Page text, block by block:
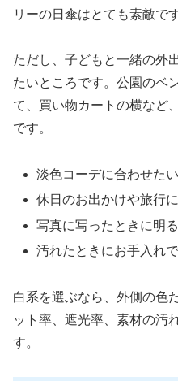
リーの日傘はとても素敵です
ただし、子どもと一緒の外
たいところです。公園のベ
て、買い物カートの横など
です。
淡色コーデに合わせた
休日のお出かけや旅行
写真に写ったときに明
汚れたときにお手入れ
白系を選ぶなら、外側の色
ット率、遮光率、素材の汚
す。